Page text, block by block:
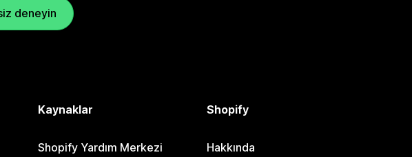
deneyin
Kaynaklar
Shopify Yardım Merkezi
Shopify
Hakkında